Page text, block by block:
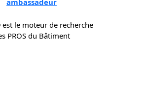
est le moteur de recherche
PROS du Bâtiment